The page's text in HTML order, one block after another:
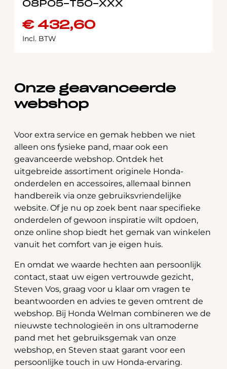
08P05-T50-XXX
€432,60
Incl. BTW
Onze geavanceerde
webshop
Voor extra service en gemak hebben we niet
alleen ons fysieke pand, maar ook een
geavanceerde webshop. Ontdek het
uitgebreide assortiment originele Honda-
onderdelen en accessoires, allemaal binnen
handbereik via onze gebruiksvriendelijke
website. Of je nu op zoek bent naar specifieke
onderdelen of gewoon inspiratie wilt opdoen,
onze online shop biedt het gemak van winkelen
vanuit het comfort van je eigen huis.
En omdat we waarde hechten aan persoonlijk
contact, staat uw eigen vertrouwde gezicht,
Steven Vos, graag voor u klaar om vragen te
beantwoorden en advies te geven omtrent de
webshop. Bij Honda Welman combineren we de
nieuwste technologieën in ons ultramoderne
pand met het gebruiksgemak van onze
webshop, en Steven staat garant voor een
persoonlijke touch in uw Honda-ervaring.